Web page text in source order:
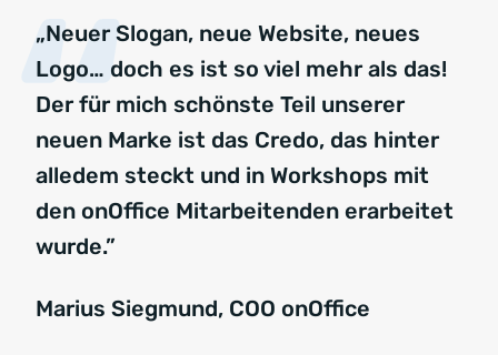
„Neuer Slogan, neue Website, neues
Logo… doch es ist so viel mehr als das!
Der für mich schönste Teil unserer
neuen Marke ist das Credo, das hinter
alledem steckt und in Workshops mit
den onOffice Mitarbeitenden erarbeitet
wurde.”
Marius Siegmund, COO onOffice